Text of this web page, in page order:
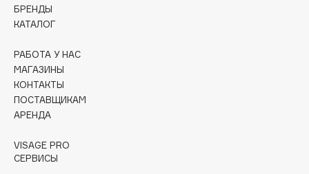
Corimo
CosRX
Crescina
Cunzite
Curaprox
D
БРЕНДЫ
КАТАЛОГ
РАБОТА У НАС
МАГАЗИНЫ
КОНТАКТЫ
ПОСТАВЩИКАМ
АРЕНДА
VISAGE PRO
СЕРВИСЫ